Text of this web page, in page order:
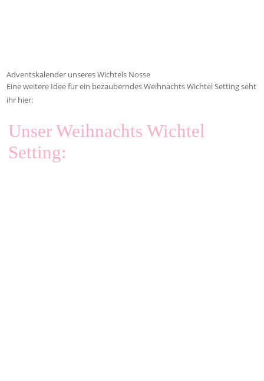
Adventskalender unseres Wichtels Nosse
Eine weitere Idee für ein bezauberndes Weihnachts Wichtel Setting seht
ihr hier:
Unser Weihnachts Wichtel
Setting: